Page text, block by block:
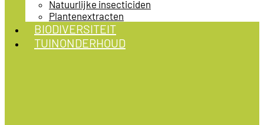
Natuurlijke insecticiden
Plantenextracten
BIODIVERSITEIT
TUINONDERHOUD